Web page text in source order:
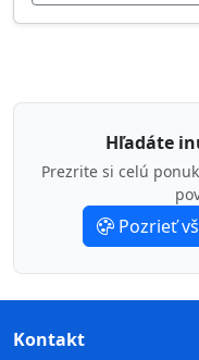
Hľadáte
Prezrite si celú
Pozrieť
Kontakt